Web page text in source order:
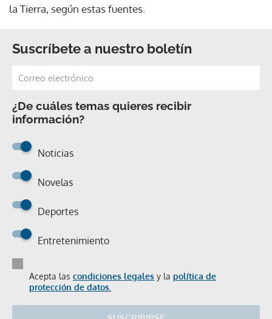
la Tierra, según estas fuentes.
Suscríbete a nuestro boletín
¿De cuáles temas quieres recibir
información?
Noticias
Novelas
Deportes
Entretenimiento
Acepta las condiciones legales y la política de
protección de datos.